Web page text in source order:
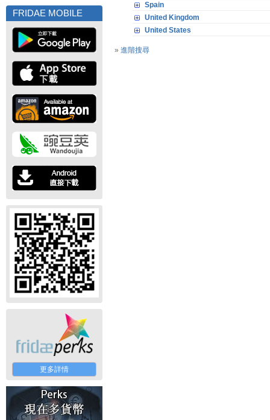
FRIDAE MOBILE
更多詳情
Spain
United Kingdom
United States
» 進階搜尋